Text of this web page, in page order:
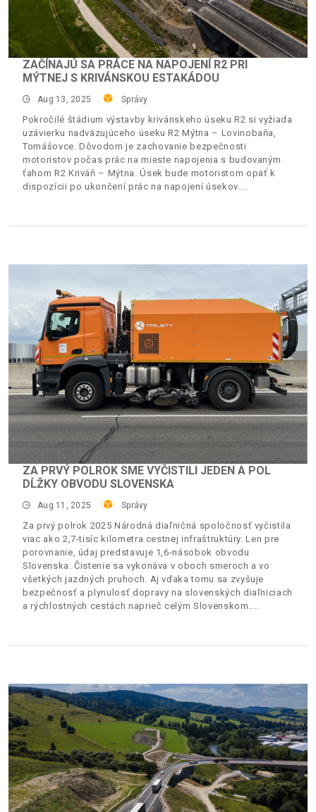
ZAČÍNAJÚ SA PRÁCE NA NAPOJENÍ R2 PRI
MÝTNEJ S KRIVÁNSKOU ESTAKÁDOU
Aug 13, 2025 Správy
Pokročilé štádium výstavby krivánskeho úseku R2 si vyžiada
uzávierku nadväzujúceho úseku R2 Mýtna – Lovinobaňa,
Tomášovce. Dôvodom je zachovanie bezpečnosti
motoristov počas prác na mieste napojenia s budovaným
ťahom R2 Kriváň – Mýtna. Úsek bude motoristom opäť k
dispozícii po ukončení prác na napojení úsekov.
ZA PRVÝ POLROK SME VYČISTILI JEDEN A POL
DĹŽKY OBVODU SLOVENSKA
Aug 11, 2025 Správy
Za prvý polrok 2025 Národná diaľničná spoločnosť vyčistila
viac ako 2,7-tisíc kilometra cestnej infraštruktúry. Len pre
porovnanie, údaj predstavuje 1,6-násobok obvodu
Slovenska. Čistenie sa vykonáva v oboch smeroch a vo
všetkých jazdných pruhoch. Aj vďaka tomu sa zvyšuje
bezpečnosť a plynulosť dopravy na slovenských diaľniciach
a rýchlostných cestách naprieč celým Slovenskom.